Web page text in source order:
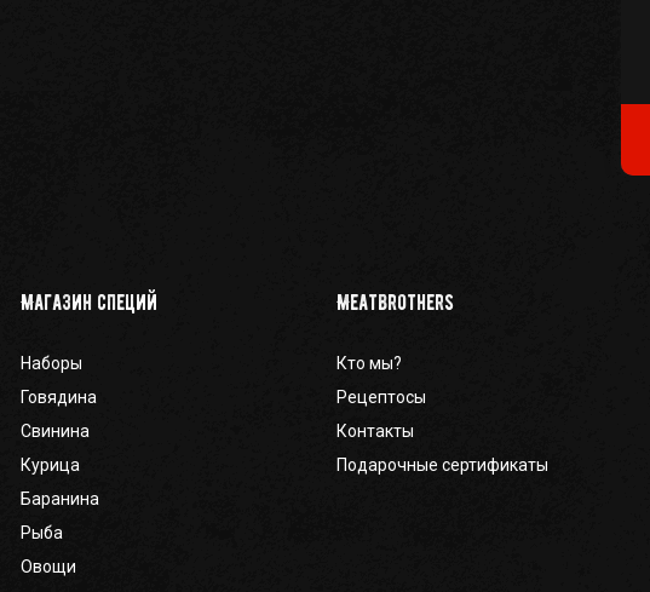
Магазин специй
Наборы
Говядина
Свинина
Курица
Баранина
Рыба
Овощи
Meatbrothers
Кто мы?
Рецептосы
Контакты
Подарочные сертификаты